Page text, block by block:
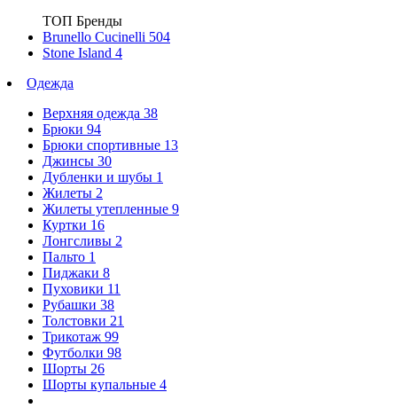
ТОП Бренды
Brunello Cucinelli 504
Stone Island 4
Одежда
Верхняя одежда 38
Брюки 94
Брюки спортивные 13
Джинсы 30
Дубленки и шубы 1
Жилеты 2
Жилеты утепленные 9
Куртки 16
Лонгсливы 2
Пальто 1
Пиджаки 8
Пуховики 11
Рубашки 38
Толстовки 21
Трикотаж 99
Футболки 98
Шорты 26
Шорты купальные 4